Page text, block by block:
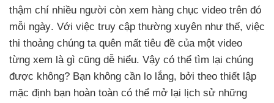
thậm chí nhiều người còn xem hàng chục video trên đó
mỗi ngày. Với việc truy cập thường xuyên như thế, việc
thi thoảng chúng ta quên mất tiêu đề của một video
từng xem là gì cũng dễ hiểu. Vậy có thể tìm lại chúng
được không? Bạn không cần lo lắng, bởi theo thiết lập
mặc định bạn hoàn toàn có thể mở lại lịch sử những